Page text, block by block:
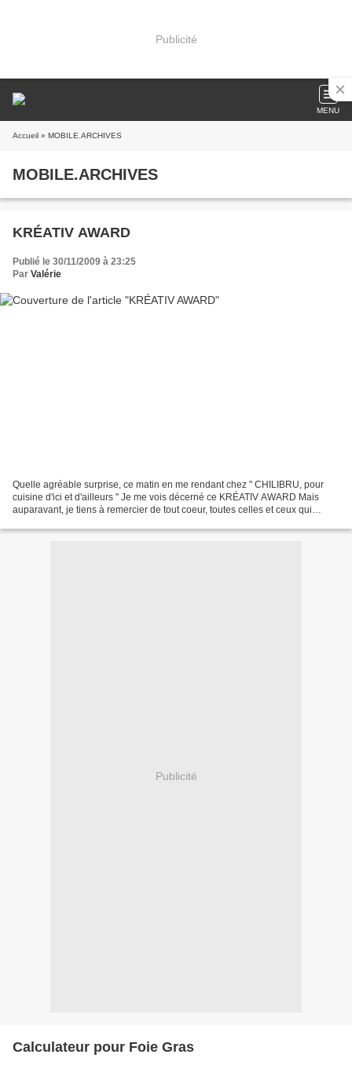
Publicité
MENU
Accueil » MOBILE.ARCHIVES
MOBILE.ARCHIVES
KRÉATIV AWARD
Publié le 30/11/2009 à 23:25
Par Valérie
Quelle agréable surprise, ce matin en me rendant chez " CHILIBRU, pour
cuisine d'ici et d'ailleurs " Je me vois décerné ce KRÉATIV AWARD Mais
auparavant, je tiens à remercier de tout coeur, toutes celles et ceux qui
Publicité
Calculateur pour Foie Gras